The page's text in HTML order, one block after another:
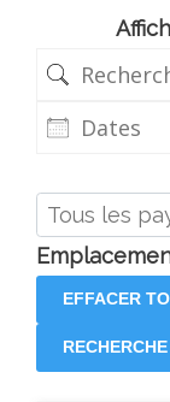
la
Recherche
Dates
Pays
EFFACER
RECHERCHE